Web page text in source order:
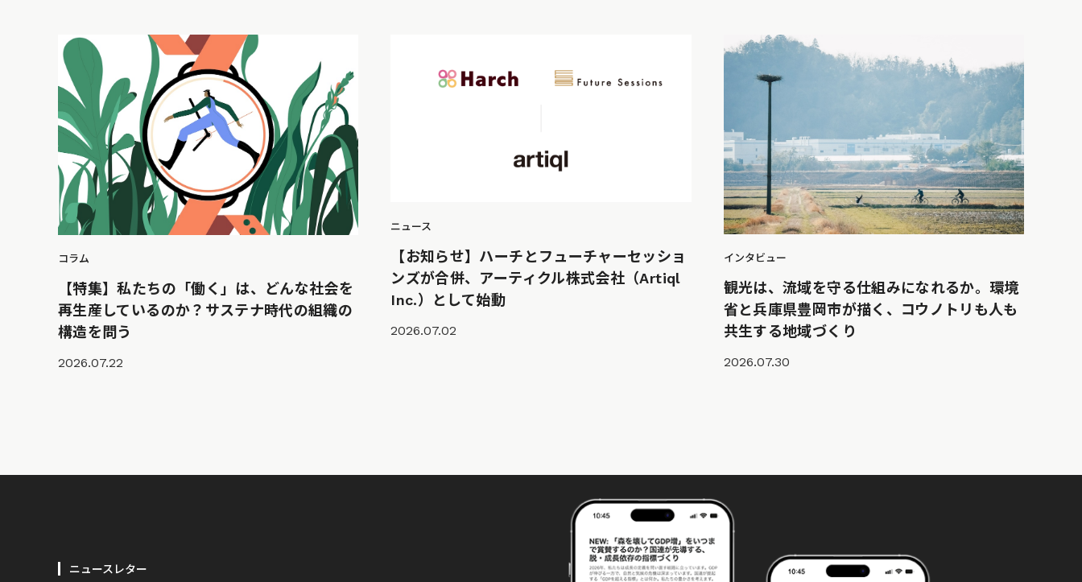
コラム
【特集】私たちの「働く」は、どんな社会を
再生産しているのか？サステナ時代の組織の
構造を問う
2026.07.22
ニュース
【お知らせ】ハーチとフューチャーセッショ
ンズが合併、アーティクル株式会社（Artiql
Inc.）として始動
2026.07.02
インタビュー
観光は、流域を守る仕組みになれるか。環境
省と兵庫県豊岡市が描く、コウノトリも人も
共生する地域づくり
2026.07.30
ニュースレター